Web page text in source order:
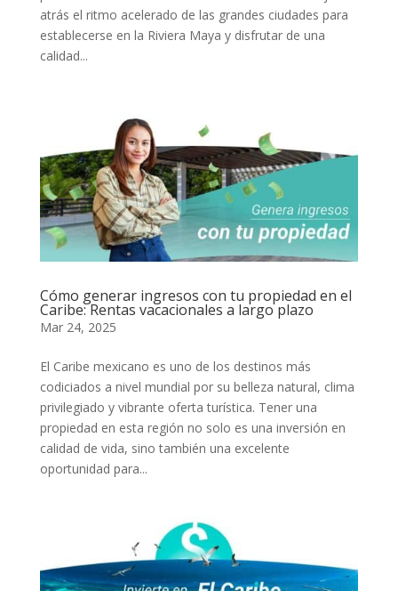
atrás el ritmo acelerado de las grandes ciudades para
establecerse en la Riviera Maya y disfrutar de una
calidad...
Cómo generar ingresos con tu propiedad en el
Caribe: Rentas vacacionales a largo plazo
Mar 24, 2025
El Caribe mexicano es uno de los destinos más
codiciados a nivel mundial por su belleza natural, clima
privilegiado y vibrante oferta turística. Tener una
propiedad en esta región no solo es una inversión en
calidad de vida, sino también una excelente
oportunidad para...